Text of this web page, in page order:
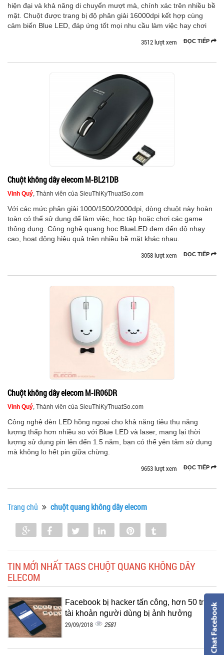
hiện đại và khả năng di chuyển mượt mà, chính xác trên nhiều bề
mặt. Chuột được trang bị độ phân giải 16000dpi kết hợp cùng
cảm biến Blue LED, đáp ứng tốt mọi nhu cầu làm việc hay chơi
ĐỌC TIẾP
3512 lượt xem
Chuột không dây elecom M-BL21DB
Vinh Quý, Thành viên của SieuThiKyThuatSo.com
Với các mức phân giải 1000/1500/2000dpi, dòng chuột này hoàn
toàn có thể sử dụng để làm việc, học tập hoặc chơi các game
thông dụng. Công nghệ quang học BlueLED đem đến độ nhạy
cao, hoạt động hiệu quả trên nhiều bề mặt khác nhau.
ĐỌC TIẾP
3058 lượt xem
Chuột không dây elecom M-IR06DR
Vinh Quý, Thành viên của SieuThiKyThuatSo.com
Công nghệ đèn LED hồng ngoại cho khả năng tiêu thụ năng
lượng thấp hơn nhiều so với Blue LED và laser, mang lại thời
lượng sử dụng pin lên đến 1.5 năm, bạn có thể yên tâm sử dụng
mà không lo hết pin giữa chừng.
ĐỌC TIẾP
9653 lượt xem
Trang chủ chuột quang không dây elecom
Share Share Tweet Share
TIN MỚI NHẤT TAGS CHUỘT QUANG KHÔNG DÂY
ELECOM
Facebook bị hacker tấn công, hơn 50 triệu
tài khoản người dùng bị ảnh hưởng
29/09/2018 2581